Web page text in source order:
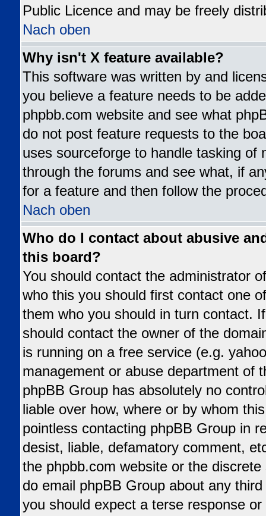
Public Licence and may be freely
Nach oben
Why isn't X feature available?
This software was written by and
you believe a feature needs to be
phpbb.com website and see what
do not post feature requests to the
uses sourceforge to handle tasking of
through the forums and see what, if
for a feature and then follow the
Nach oben
Who do I contact about abusive
this board?
You should contact the administrator
who this you should first contact one
them who you should in turn contact.
should contact the owner of the
is running on a free service (e.g.
management or abuse department of
phpBB Group has absolutely no
liable over how, where or by whom
pointless contacting phpBB Group in
desist, liable, defamatory comment,
the phpbb.com website or the
do email phpBB Group about any
you should expect a terse response